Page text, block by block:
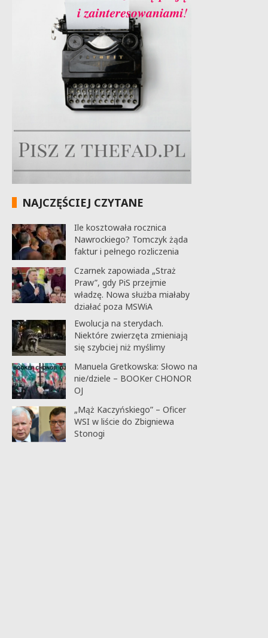
NAJCZĘŚCIEJ CZYTANE
Ile kosztowała rocznica
Nawrockiego? Tomczyk żąda
faktur i pełnego rozliczenia
Czarnek zapowiada „Straż
Praw”, gdy PiS przejmie
władzę. Nowa służba miałaby
działać poza MSWiA
Ewolucja na sterydach.
Niektóre zwierzęta zmieniają
się szybciej niż myślimy
Manuela Gretkowska: Słowo na
nie/dziele – BOOKer CHONOR
OJ
„Mąż Kaczyńskiego” – Oficer
WSI w liście do Zbigniewa
Stonogi